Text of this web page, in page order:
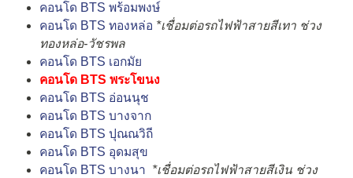
คอนโด BTS พร้อมพงษ์
คอนโด BTS ทองหล่อ *เชื่อมต่อรถไฟฟ้าสายสีเทา ช่วง
ทองหล่อ-วัชรพล
คอนโด BTS เอกมัย
คอนโด BTS พระโขนง
คอนโด BTS อ่อนนุช
คอนโด BTS บางจาก
คอนโด BTS ปุณณวิถี
คอนโด BTS อุดมสุข
คอนโด BTS บางนา *เชื่อมต่อรถไฟฟ้าสายสีเงิน ช่วง